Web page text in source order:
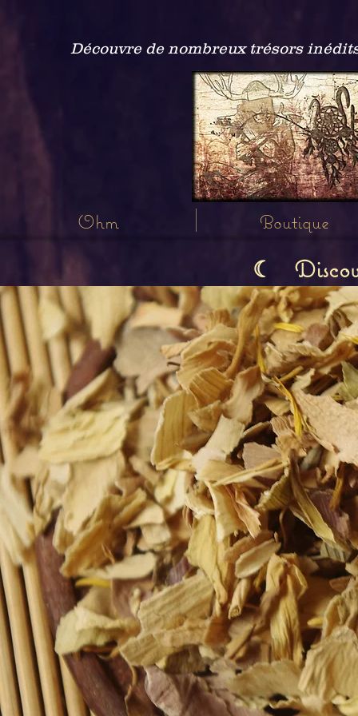
Découvre de nombreux trésors
Ohm Boutique
☾